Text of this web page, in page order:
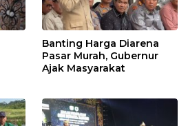
Banting Harga Diarena
Pasar Murah, Gubernur
Ajak Masyarakat